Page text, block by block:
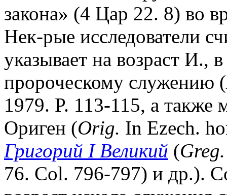
закона» (4 Цар 22. 8) во
Нек-рые исследователи
указывает на возраст И.,
пророческому служению (
1979. P. 113-115, а также
Ориген (Orig. In Ezech.
Григорий I Великий (
76. Col. 796-797) и др.).